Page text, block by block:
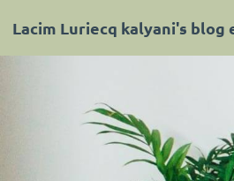
Lacim Luriecq kalyani's blog